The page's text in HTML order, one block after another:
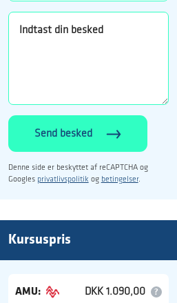
Send besked
Denne side er beskyttet af reCAPTCHA og
Googles privatlivspolitik og betingelser.
Kursuspris
AMU: DKK 1.090,00